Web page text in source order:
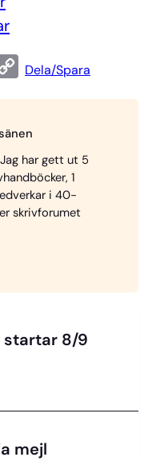
C
y
L
i
n
Dela/Spara
har gett ut 5
1
i 40-
skrivforumet
startar 8/9
mejl